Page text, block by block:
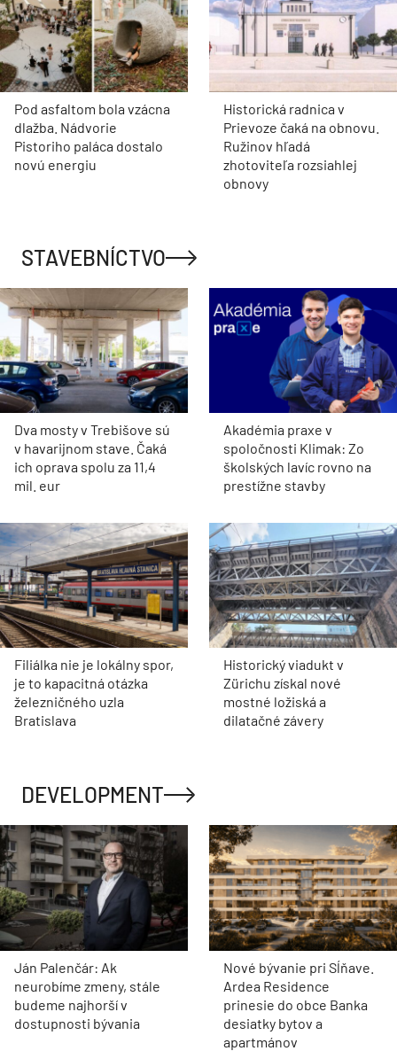
Pod asfaltom bola vzácna
dlažba. Nádvorie
Pistoriho paláca dostalo
novú energiu
Historická radnica v
Prievoze čaká na obnovu.
Ružinov hľadá
zhotoviteľa rozsiahlej
obnovy
STAVEBNÍCTVO
Dva mosty v Trebišove sú
v havarijnom stave. Čaká
ich oprava spolu za 11,4
mil. eur
Akadémia praxe v
spoločnosti Klimak: Zo
školských lavíc rovno na
prestížne stavby
Filiálka nie je lokálny spor,
je to kapacitná otázka
železničného uzla
Bratislava
Historický viadukt v
Zürichu získal nové
mostné ložiská a
dilatačné závery
DEVELOPMENT
Ján Palenčár: Ak
neurobíme zmeny, stále
budeme najhorší v
dostupnosti bývania
Nové bývanie pri Sĺňave.
Ardea Residence
prinesie do obce Banka
desiatky bytov a
apartmánov